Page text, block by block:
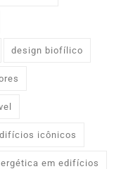
design biofílico
icônicos
em edifícios